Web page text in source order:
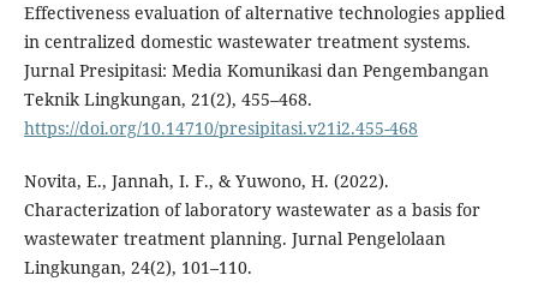
Effectiveness evaluation of alternative technologies applied
in centralized domestic wastewater treatment systems.
Jurnal Presipitasi: Media Komunikasi dan Pengembangan
Teknik Lingkungan, 21(2), 455–468.
https://doi.org/10.14710/presipitasi.v21i2.455-468
Novita, E., Jannah, I. F., & Yuwono, H. (2022).
Characterization of laboratory wastewater as a basis for
wastewater treatment planning. Jurnal Pengelolaan
Lingkungan, 24(2), 101–110.